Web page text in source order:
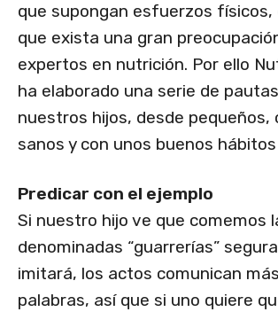
que supongan esfuerzos físicos,
que exista una gran
expertos en nutrición. Por ello
ha elaborado una serie de
nuestros hijos, desde pequeños,
sanos y con unos buenos
Predicar con el ejemplo
Si nuestro hijo ve que comemos
denominadas “guarrerías”
imitará, los actos comunican
palabras, así que si uno quiere